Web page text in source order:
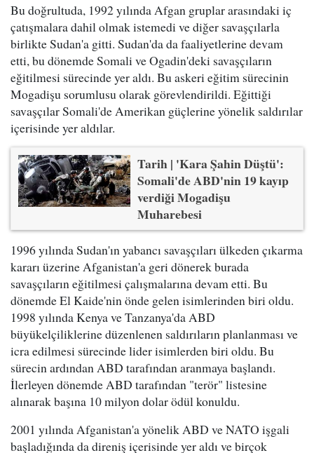
Bu doğrultuda, 1992 yılında Afgan gruplar arasındaki iç
çatışmalara dahil olmak istemedi ve diğer savaşçılarla
birlikte Sudan'a gitti. Sudan'da da faaliyetlerine devam
etti, bu dönemde Somali ve Ogadin'deki savaşçıların
eğitilmesi sürecinde yer aldı. Bu askeri eğitim sürecinin
Mogadişu sorumlusu olarak görevlendirildi. Eğittiği
savaşçılar Somali'de Amerikan güçlerine yönelik saldırılar
içerisinde yer aldılar.
Tarih | 'Kara Şahin Düştü':
Somali'de ABD'nin 19 kayıp
verdiği Mogadişu
Muharebesi
1996 yılında Sudan'ın yabancı savaşçıları ülkeden çıkarma
kararı üzerine Afganistan'a geri dönerek burada
savaşçıların eğitilmesi çalışmalarına devam etti. Bu
dönemde El Kaide'nin önde gelen isimlerinden biri oldu.
1998 yılında Kenya ve Tanzanya'da ABD
büyükelçiliklerine düzenlenen saldırıların planlanması ve
icra edilmesi sürecinde lider isimlerden biri oldu. Bu
sürecin ardından ABD tarafından aranmaya başlandı.
İlerleyen dönemde ABD tarafından "terör" listesine
alınarak başına 10 milyon dolar ödül konuldu.
2001 yılında Afganistan'a yönelik ABD ve NATO işgali
başladığında da direniş içerisinde yer aldı ve birçok